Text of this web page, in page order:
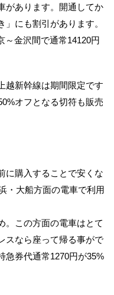
があります。開通してか
にも割引があります。
～金沢間で通常14120円
越新幹線は期間限定です
オフとなる切符も販売
に購入することで安くな
・大船方面の電車で利用
。この方面の電車はとて
スなら座って帰る事がで
急券代通常1270円が35%